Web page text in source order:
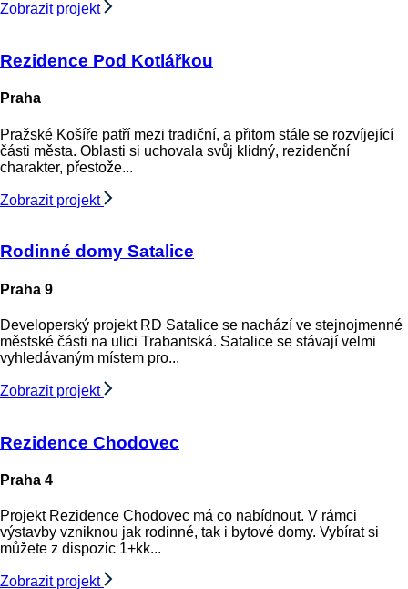
Zobrazit projekt
Rezidence Pod Kotlářkou
Praha
Pražské Košíře patří mezi tradiční, a přitom stále se rozvíjející
části města. Oblasti si uchovala svůj klidný, rezidenční
charakter, přestože...
Zobrazit projekt
Rodinné domy Satalice
Praha 9
Developerský projekt RD Satalice se nachází ve stejnojmenné
městské části na ulici Trabantská. Satalice se stávají velmi
vyhledávaným místem pro...
Zobrazit projekt
Rezidence Chodovec
Praha 4
Projekt Rezidence Chodovec má co nabídnout. V rámci
výstavby vzniknou jak rodinné, tak i bytové domy. Vybírat si
můžete z dispozic 1+kk...
Zobrazit projekt